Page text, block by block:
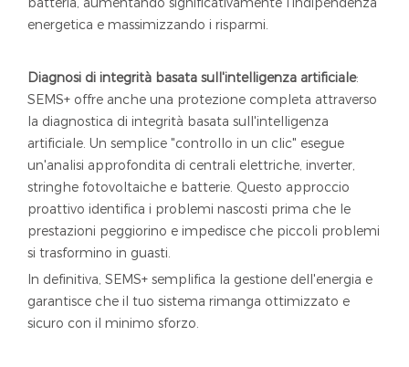
energetica e massimizzando i risparmi.
Diagnosi di integrità basata sull'intelligenza artificiale:
SEMS+ offre anche una protezione completa attraverso
la diagnostica di integrità basata sull'intelligenza
artificiale. Un semplice "controllo in un clic" esegue
un'analisi approfondita di centrali elettriche, inverter,
stringhe fotovoltaiche e batterie. Questo approccio
proattivo identifica i problemi nascosti prima che le
prestazioni peggiorino e impedisce che piccoli problemi
si trasformino in guasti.
In definitiva, SEMS+ semplifica la gestione dell'energia e
garantisce che il tuo sistema rimanga ottimizzato e
sicuro con il minimo sforzo.